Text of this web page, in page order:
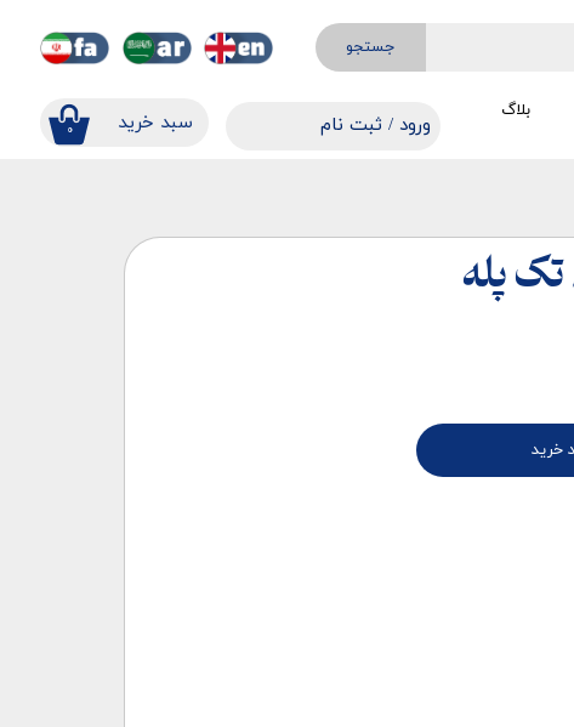
جستجو
۰ ​​سبد خرید ورود / ثبت نام
بلاگ
پله
خرید